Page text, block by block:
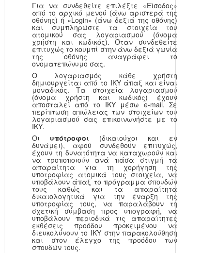
Για να συνδεθείτε επιλέξτε «Είσοδος»
από το αρχικό μενού (άνω αριστερά της
οθόνης) ή «Login» (άνω δεξιά της οθόνης)
και συμπληρώστε τα στοιχεία του
ατομικού σας λογαριασμού (όνομα
χρήστη και κωδικός). Όταν συνδεθείτε
επιτυχώς το κουμπί στην άνω δεξιά γωνία
της οθόνης αναγράφει το
ονοματεπώνυμο σας.
Ο λογαριασμός κάθε χρήστη
δημιουργείται από το ΙΚΥ άπαξ και είναι
μοναδικός. Τα στοιχεία λογαριασμού
(όνομα χρήστη και κωδικός) έχουν
αποσταλεί από το ΙΚΥ μέσω e-mail. Σε
περίπτωση απώλειας των στοιχείων του
λογαριασμού σας επικοινωνήστε με το
ΙΚΥ.
Οι υπότροφοι(δικαιούχοι και εν
δυνάμει), αφού συνδεθούν επιτυχώς,
έχουν τη δυνατότητα να καταχωρούν και
να τροποποιούν ανά πάσα στιγμή τα
απαραίτητα για τη χορήγηση της
υποτροφίας ατομικά τους στοιχεία, να
υποβάλουν άπαξ το πρόγραμμα σπουδών
τους καθώς και τα απαραίτητα
δικαιολογητικά για την έναρξη της
υποτροφίας τους, να παραλάβουν τη
σχετική σύμβαση προς υπογραφή, να
υποβάλουν περιοδικά τις απαραίτητες
εκθέσεις προόδου προκειμένου να
διευκολύνουν το ΙΚΥ στην παρακολούθηση
και στον έλεγχο της προόδου των
σπουδών τους.